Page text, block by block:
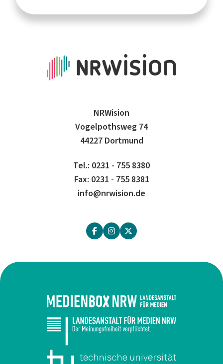
NRWision
Vogelpothsweg 74
44227 Dortmund
Tel.: 0231 - 755 8380
Fax: 0231 - 755 8381
info@nrwision.de